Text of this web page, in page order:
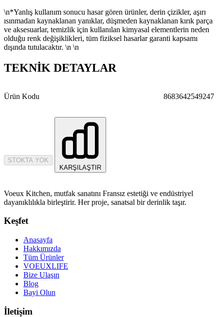
\n*Yanlış kullanım sonucu hasar gören ürünler, derin çizikler, aşırı
ısınmadan kaynaklanan yanıklar, düşmeden kaynaklanan kırık parça
ve aksesuarlar, temizlik için kullanılan kimyasal elementlerin neden
olduğu renk değişiklikleri, tüm fiziksel hasarlar garanti kapsamı
dışında tutulacaktır. \n \n
TEKNİK DETAYLAR
Ürün Kodu 8683642549247
STOKTA YOK
KARŞILAŞTIR
Voeux Kitchen, mutfak sanatını Fransız estetiği ve endüstriyel
dayanıklılıkla birleştirir. Her proje, sanatsal bir derinlik taşır.
Keşfet
Anasayfa
Hakkımızda
Tüm Ürünler
VOEUXLIFE
Bize Ulaşın
Blog
Bayi Olun
İletişim